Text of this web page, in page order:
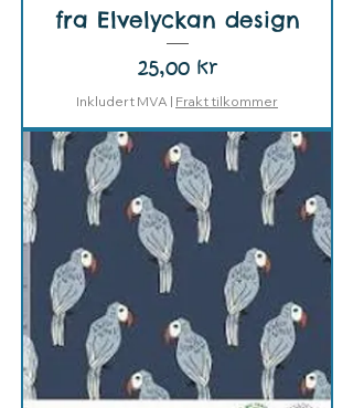
fra Elvelyckan design
Pris
25,00 kr
Inkludert MVA | Frakt tilkommer